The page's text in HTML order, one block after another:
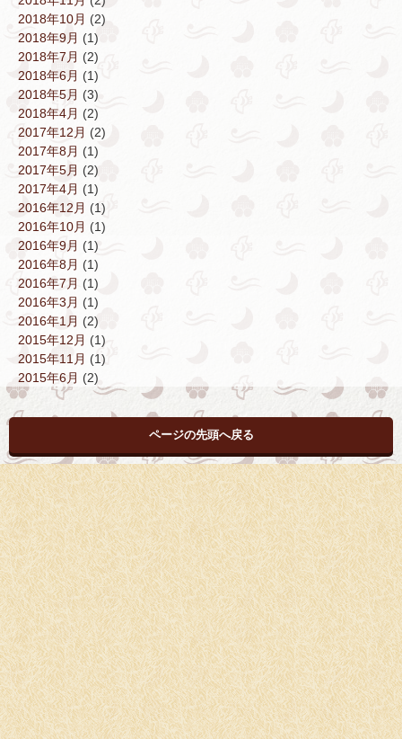
2018年10月 (2)
2018年9月 (1)
2018年7月 (2)
2018年6月 (1)
2018年5月 (3)
2018年4月 (2)
2017年12月 (2)
2017年8月 (1)
2017年5月 (2)
2017年4月 (1)
2016年12月 (1)
2016年10月 (1)
2016年9月 (1)
2016年8月 (1)
2016年7月 (1)
2016年3月 (1)
2016年1月 (2)
2015年12月 (1)
2015年11月 (1)
2015年6月 (2)
ページの先頭へ戻る